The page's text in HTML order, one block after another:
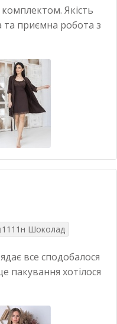
Якість
приємна робота з
Шоколад
все сподобалося
пакування хотілося